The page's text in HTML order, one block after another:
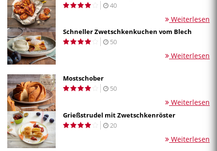
40
Weiterlesen
Schneller Zwetschkenkuchen vom Blech
50
Weiterlesen
Mostschober
50
Weiterlesen
Grießstrudel mit Zwetschkenröster
20
Weiterlesen